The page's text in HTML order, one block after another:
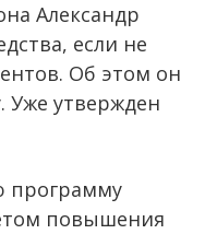
Александр
если не
Об этом он
Уже утвержден
программу
повышения